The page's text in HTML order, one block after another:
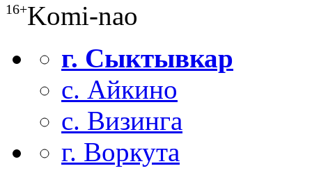
16+Komi-nao
г. Сыктывкар
с. Айкино
с. Визинга
г. Воркута